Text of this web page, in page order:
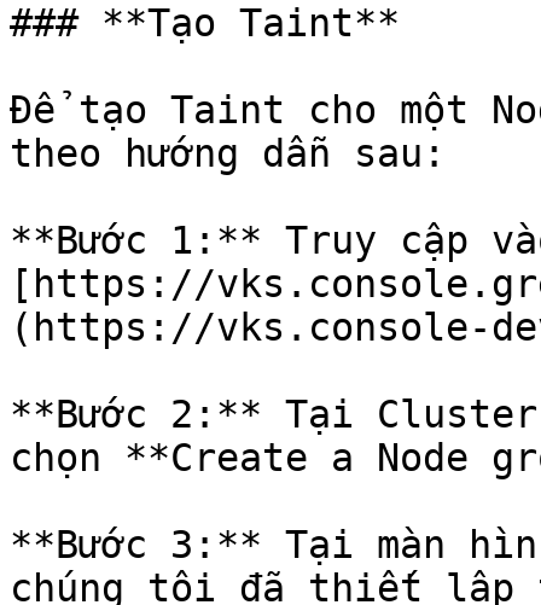
### **Tạo Taint**
Để tạo Taint cho một
theo hướng dẫn sau:
**Bước 1:** Truy cập
[https://
(https://vks.console-
**Bước 2:** Tại
chọn **Create a Node
**Bước 3:** Tại màn
chúng tôi đã thiết lập